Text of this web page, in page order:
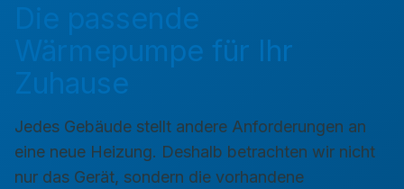
Die passende
Wärmepumpe für Ihr
Zuhause
Jedes Gebäude stellt andere Anforderungen an
eine neue Heizung. Deshalb betrachten wir nicht
nur das Gerät, sondern die vorhandene